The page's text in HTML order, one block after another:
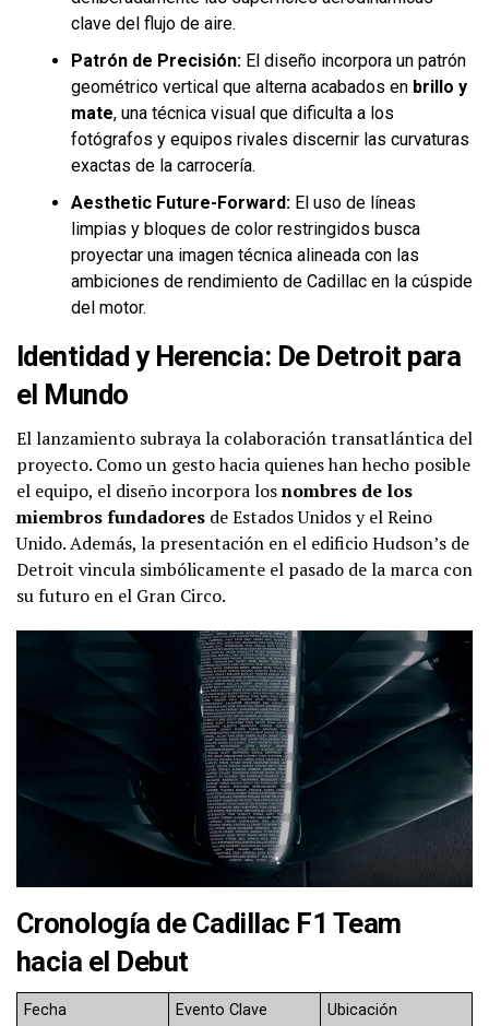
clave del flujo de aire.
Patrón de Precisión: El diseño incorpora un patrón
geométrico vertical que alterna acabados en brillo y
mate, una técnica visual que dificulta a los
fotógrafos y equipos rivales discernir las curvaturas
exactas de la carrocería.
Aesthetic Future-Forward: El uso de líneas
limpias y bloques de color restringidos busca
proyectar una imagen técnica alineada con las
ambiciones de rendimiento de Cadillac en la cúspide
del motor.
Identidad y Herencia: De Detroit para
el Mundo
El lanzamiento subraya la colaboración transatlántica del
proyecto. Como un gesto hacia quienes han hecho posible
el equipo, el diseño incorpora losnombres de los
miembros fundadores de Estados Unidos y el Reino
Unido. Además, la presentación en el edificio Hudson’s de
Detroit vincula simbólicamente el pasado de la marca con
su futuro en el Gran Circo.
Cronología de Cadillac F1 Team
hacia el Debut
Fecha Evento Clave Ubicación